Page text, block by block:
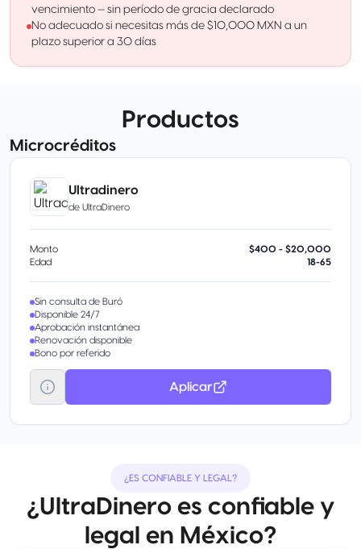
vencimiento — sin período de gracia declarado
No adecuado si necesitas más de $10,000 MXN a un
plazo superior a 30 días
Productos
Microcréditos
Ultradinero
de UltraDinero
Monto
$400 - $20,000
Edad
18-65
Sin consulta de Buró
Disponible 24/7
Aprobación instantánea
Renovación disponible
Bono por referido
Aplicar
¿ES CONFIABLE Y LEGAL?
¿UltraDinero es confiable y
legal en México?